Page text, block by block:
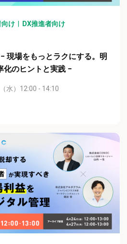
向け
DX推進者向け
現場をもっとラクにする。明
化のヒントと実践 −
水）12:00 - 14:10